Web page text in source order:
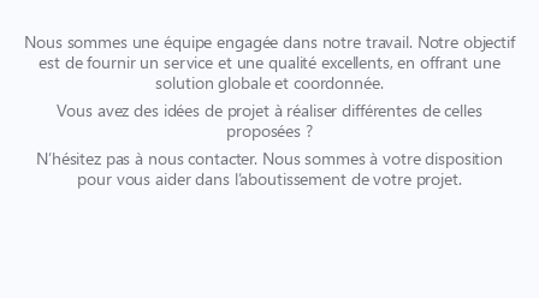
Nous sommes une équipe engagée dans notre travail. Notre objectif
est de fournir un service et une qualité excellents, en offrant une
solution globale et coordonnée.
Vous avez des idées de projet à réaliser différentes de celles
proposées ?
N’hésitez pas à nous contacter. Nous sommes à votre disposition
pour vous aider dans l’aboutissement de votre projet.